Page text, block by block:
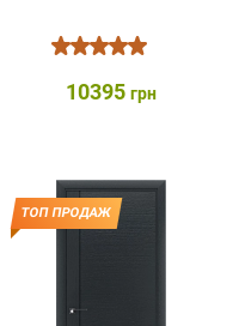
10395 грн
ТОП ПРОДАЖ